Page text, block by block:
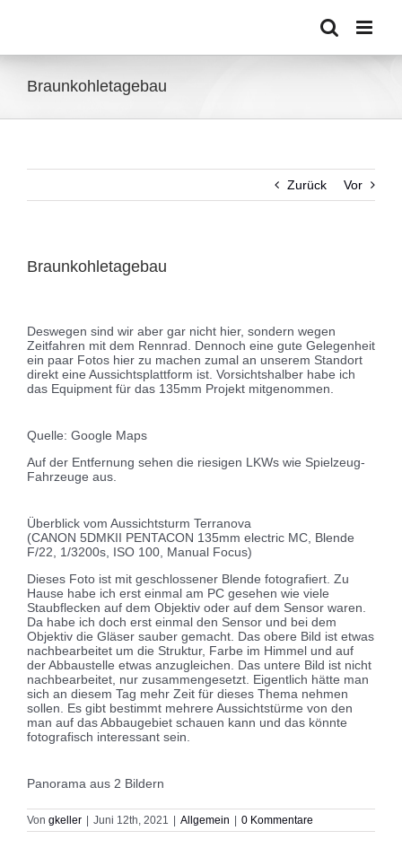
Braunkohletagebau
Zurück Vor
Braunkohletagebau
Bild
Deswegen sind wir aber gar nicht hier, sondern wegen
Zeitfahren mit dem Rennrad. Dennoch eine gute Gelegenheit
ein paar Fotos hier zu machen zumal an unserem Standort
direkt eine Aussichtsplattform ist. Vorsichtshalber habe ich
das Equipment für das 135mm Projekt mitgenommen.
Quelle: Google Maps
Auf der Entfernung sehen die riesigen LKWs wie Spielzeug-
Fahrzeuge aus.
Überblick vom Aussichtsturm Terranova
(CANON 5DMKII PENTACON 135mm electric MC, Blende
F/22, 1/3200s, ISO 100, Manual Focus)
Dieses Foto ist mit geschlossener Blende fotografiert. Zu
Hause habe ich erst einmal am PC gesehen wie viele
Staubflecken auf dem Objektiv oder auf dem Sensor waren.
Da habe ich doch erst einmal den Sensor und bei dem
Objektiv die Gläser sauber gemacht. Das obere Bild ist etwas
nachbearbeitet um die Struktur, Farbe im Himmel und auf
der Abbaustelle etwas anzugleichen. Das untere Bild ist nicht
nachbearbeitet, nur zusammengesetzt. Eigentlich hätte man
sich an diesem Tag mehr Zeit für dieses Thema nehmen
sollen. Es gibt bestimmt mehrere Aussichtstürme von den
man auf das Abbaugebiet schauen kann und das könnte
fotografisch interessant sein.
Panorama aus 2 Bildern
Von gkeller | Juni 12th, 2021 | Allgemein | 0 Kommentare